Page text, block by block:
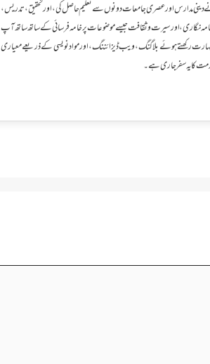
دینی مدارس اور عصری جامعات دونوں سے تعلیم حاصل کی، اور تحقیق، تدریس،
نگاری، اور سیرت و ثقافت جیسے موضوعات پر خامہ فرسائی کے ساتھ ساتھ آپ
مہارت رکھتے ہوئے بلاگنگ، ویب ڈیزائننگ، اور مواد نویسی کے ذریعے معیاری
کا یہ سفر جاری ہے۔